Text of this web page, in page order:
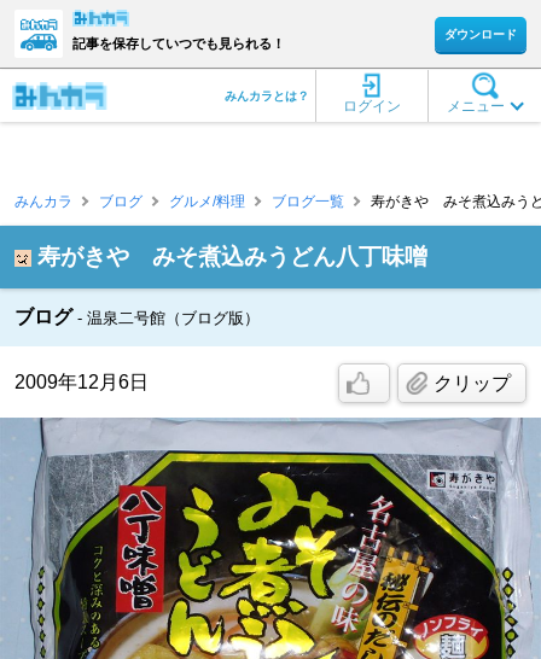
記事を保存していつでも見られる！
ダウンロード
メニュー
ログイン
みんカラとは？
みんカラ ブログ グルメ/料理 ブログ一覧 寿がきや みそ煮込みう
寿がきや みそ煮込みうどん八丁味噌
ブログ 温泉二号館（ブログ版）
2009年12月6日 クリップ